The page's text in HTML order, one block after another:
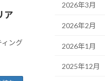
ア
ング
2026年3月
2026年2月
2026年1月
2025年12月